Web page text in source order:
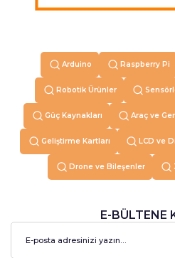
Arduino Raspberry Pi
Robotik Ürünler
Güç Kaynakları Araç ve
Geliştirme Kartları LCD ve
Drone ve Bileşenler
E-BÜLTENE